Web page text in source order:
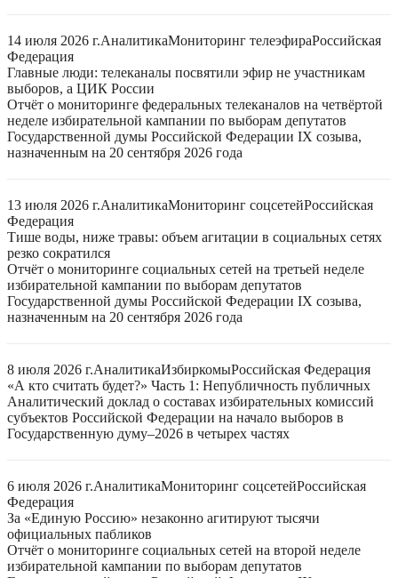
14 июля 2026 г.АналитикаМониторинг телеэфираРоссийская
Федерация
Главные люди: телеканалы посвятили эфир не участникам
выборов, а ЦИК России
Отчёт о мониторинге федеральных телеканалов на четвёртой
неделе избирательной кампании по выборам депутатов
Государственной думы Российской Федерации IX созыва,
назначенным на 20 сентября 2026 года
13 июля 2026 г.АналитикаМониторинг соцсетейРоссийская
Федерация
Тише воды, ниже травы: объем агитации в социальных сетях
резко сократился
Отчёт о мониторинге социальных сетей на третьей неделе
избирательной кампании по выборам депутатов
Государственной думы Российской Федерации IX созыва,
назначенным на 20 сентября 2026 года
8 июля 2026 г.АналитикаИзбиркомыРоссийская Федерация
«А кто считать будет?» Часть 1: Непубличность публичных
Аналитический доклад о составах избирательных комиссий
субъектов Российской Федерации на начало выборов в
Государственную думу–2026 в четырех частях
6 июля 2026 г.АналитикаМониторинг соцсетейРоссийская
Федерация
За «Единую Россию» незаконно агитируют тысячи
официальных пабликов
Отчёт о мониторинге социальных сетей на второй неделе
избирательной кампании по выборам депутатов